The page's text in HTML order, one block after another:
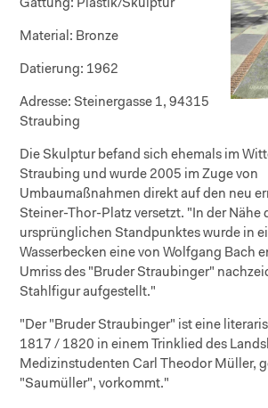
Gattung: Plastik/Skulptur
Material: Bronze
Datierung: 1962
Adresse: Steinergasse 1, 94315
Straubing
Die Skulptur befand sich ehemals im
Straubing und wurde 2005 im Zuge von
Umbaumaßnahmen direkt auf den neu
Steiner-Thor-Platz versetzt. "In der Nähe
ursprünglichen Standpunktes wurde in
Wasserbecken eine von Wolfgang Bach
Umriss des "Bruder Straubinger"
Stahlfigur aufgestellt."
"Der "Bruder Straubinger" ist eine
1817 / 1820 in einem Trinklied des
Medizinstudenten Carl Theodor Müller,
"Saumüller", vorkommt."